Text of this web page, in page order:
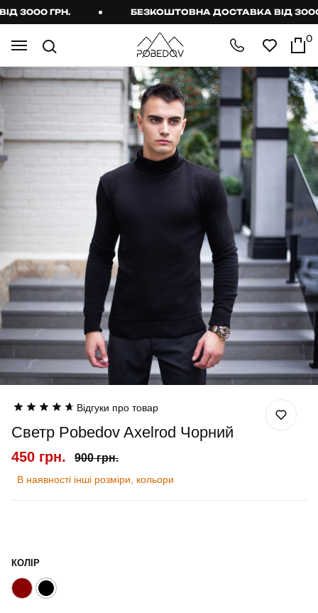
ГРН. БЕЗКОШТОВНА ДОСТАВКА ВІД 3000
0
Відгуки про товар
Светр Pobedov Axelrod Чорний
450 грн. 900 грн.
В наявності інші розміри, кольори
КОЛІР